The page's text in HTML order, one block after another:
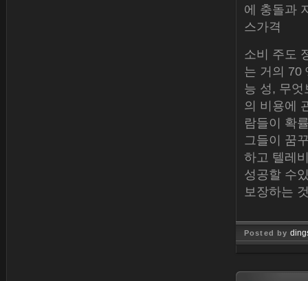
에 충돌과
스가격
소비 주도
는 거의 70
능 성, 무
의 비용에
람들이 확
그들이 꿈
하고 텔레
성공할 수
보장하는
Posted by